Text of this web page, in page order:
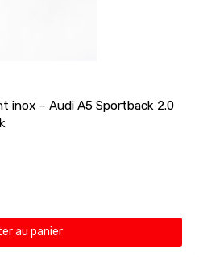
inox – Audi A5 Sportback 2.0
au panier